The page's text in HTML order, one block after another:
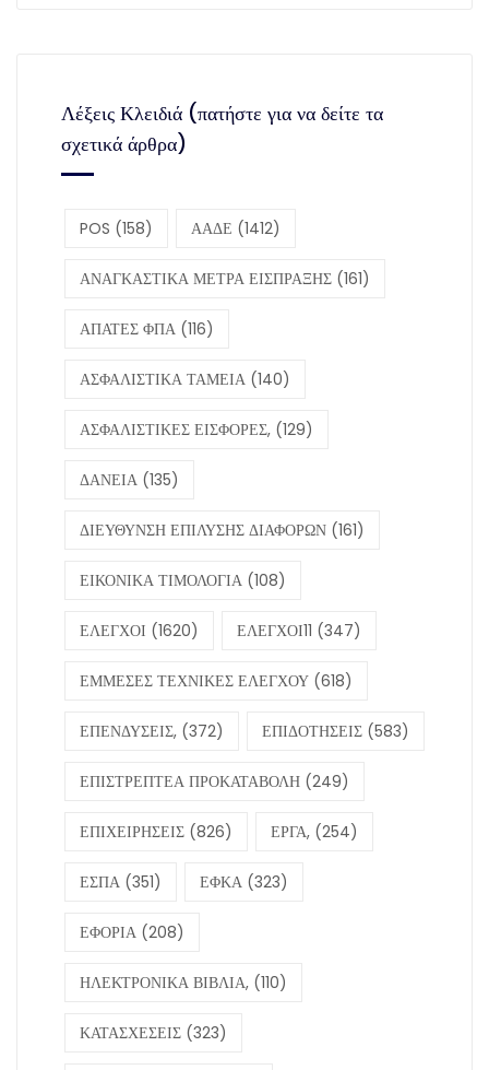
Λέξεις Κλειδιά (πατήστε για να δείτε τα
σχετικά άρθρα)
POS (158) ΑΑΔΕ (1412)
ΑΝΑΓΚΑΣΤΙΚΑ ΜΕΤΡΑ ΕΙΣΠΡΑΞΗΣ (161)
ΑΠΑΤΕΣ ΦΠΑ (116)
ΑΣΦΑΛΙΣΤΙΚΑ ΤΑΜΕΙΑ (140)
ΑΣΦΑΛΙΣΤΙΚΕΣ ΕΙΣΦΟΡΕΣ, (129)
ΔΑΝΕΙΑ (135)
ΔΙΕΥΘΥΝΣΗ ΕΠΙΛΥΣΗΣ ΔΙΑΦΟΡΩΝ (161)
ΕΙΚΟΝΙΚΑ ΤΙΜΟΛΟΓΙΑ (108)
ΕΛΕΓΧΟΙ (1620) ΕΛΕΓΧΟΙ11 (347)
ΕΜΜΕΣΕΣ ΤΕΧΝΙΚΕΣ ΕΛΕΓΧΟΥ (618)
ΕΠΕΝΔΥΣΕΙΣ, (372) ΕΠΙΔΟΤΗΣΕΙΣ (583)
ΕΠΙΣΤΡΕΠΤΕΑ ΠΡΟΚΑΤΑΒΟΛΗ (249)
ΕΠΙΧΕΙΡΗΣΕΙΣ (826) ΕΡΓΑ, (254)
ΕΣΠΑ (351) ΕΦΚΑ (323)
ΕΦΟΡΙΑ (208)
ΗΛΕΚΤΡΟΝΙΚΑ ΒΙΒΛΙΑ, (110)
ΚΑΤΑΣΧΕΣΕΙΣ (323)